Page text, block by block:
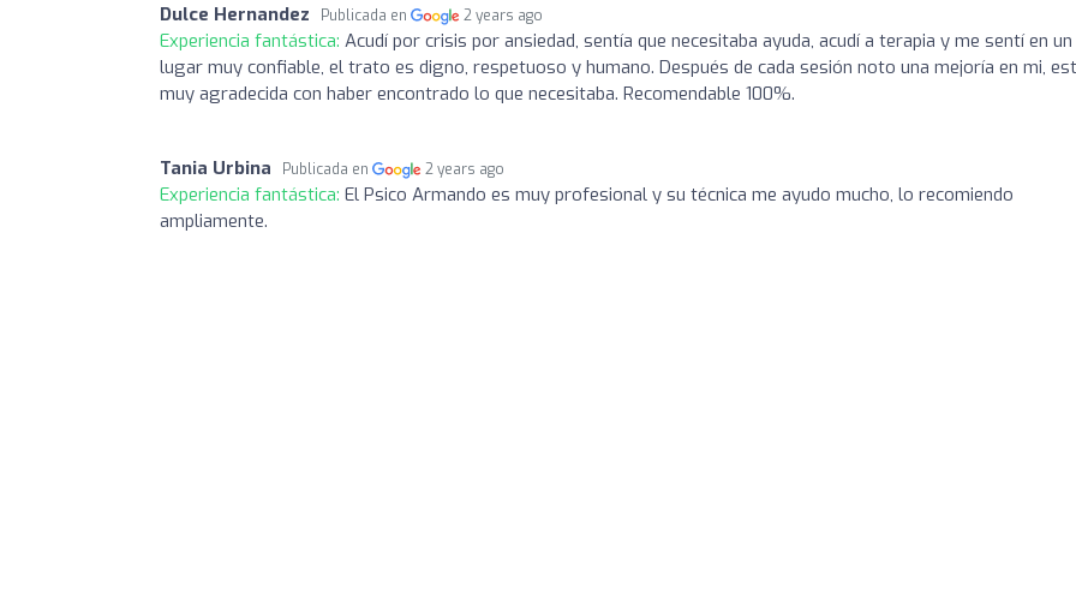
Dulce Hernandez Publicada en 2 years ago
Experiencia fantástica: Acudí por crisis por ansiedad, sentía que necesitaba ayuda, acudí a terapia y me sentí en un
lugar muy confiable, el trato es digno, respetuoso y humano. Después de cada sesión noto una mejoría en mi,
muy agradecida con haber encontrado lo que necesitaba. Recomendable 100%.
Tania Urbina Publicada en 2 years ago
Experiencia fantástica: El Psico Armando es muy profesional y su técnica me ayudo mucho, lo recomiendo
ampliamente.